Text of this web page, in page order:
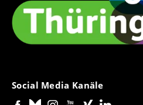
Social Media Kanäle